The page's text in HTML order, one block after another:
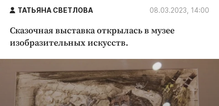
Народные новости
Благоустройство
Культура
Недвижимость и ЖКХ
Образование
ТАТЬЯНА СВЕТЛОВА 08.03.2023, 14:00
Сказочная выставка открылась в музее
изобразительных искусств.